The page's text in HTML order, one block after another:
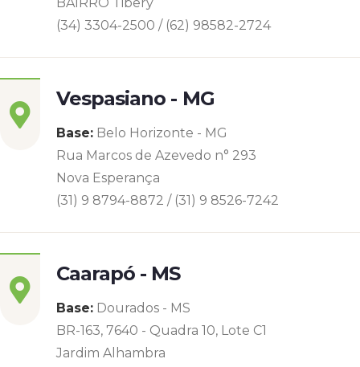
(34) 3304-2500 / (62) 98582-2724
Vespasiano - MG
Base: Belo Horizonte - MG
Rua Marcos de Azevedo n° 293
Nova Esperança
(31) 9 8794-8872 / (31) 9 8526-7242
Caarapó - MS
Base: Dourados - MS
BR-163, 7640 - Quadra 10, Lote C1
Jardim Alhambra